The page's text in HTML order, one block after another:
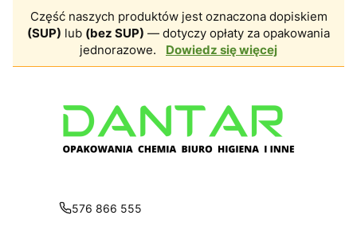
Część naszych produktów jest oznaczona dopiskiem
(SUP) lub (bez SUP) — dotyczy opłaty za opakowania
jednorazowe.
Dowiedz się więcej
576 866 555